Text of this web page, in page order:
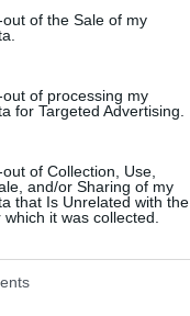
of the Sale of my
of processing my
for Targeted Advertising.
of Collection, Use,
and/or Sharing of my
that Is Unrelated with the
it was collected.